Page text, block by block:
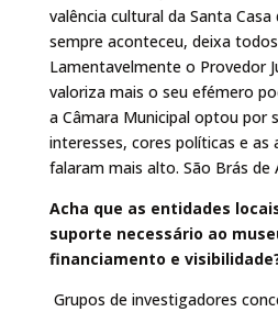
valência cultural da Santa
sempre aconteceu, deixa
Lamentavelmente o Provedor
valoriza mais o seu efémero
a Câmara Municipal optou por
interesses, cores políticas e as
falaram mais alto. São Brás de
Acha que as entidades
suporte necessário ao
financiamento e
Grupos de investigadores